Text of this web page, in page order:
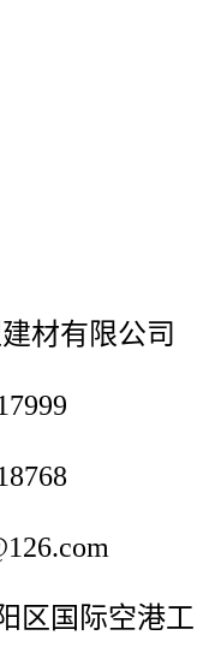
材有限公司
国际空港工